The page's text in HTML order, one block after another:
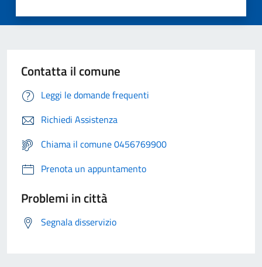
Contatta il comune
Leggi le domande frequenti
Richiedi Assistenza
Chiama il comune 0456769900
Prenota un appuntamento
Problemi in città
Segnala disservizio